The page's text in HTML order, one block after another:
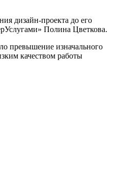
дизайн-проекта до его
Полина Цветкова.
превышение изначального
качеством работы